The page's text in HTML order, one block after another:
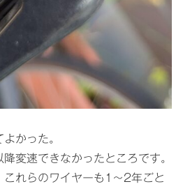
かった。
変速できなかったところです。
れらのワイヤーも1～2年ごと